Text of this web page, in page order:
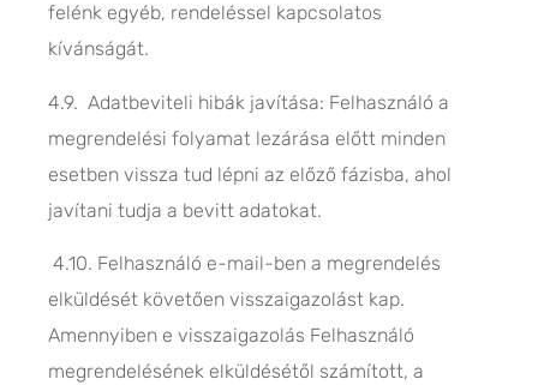
felénk egyéb, rendeléssel kapcsolatos
kívánságát.
4.9. Adatbeviteli hibák javítása: Felhasználó a
megrendelési folyamat lezárása előtt minden
esetben vissza tud lépni az előző fázisba, ahol
javítani tudja a bevitt adatokat.
4.10. Felhasználó e-mail-ben a megrendelés
elküldését követően visszaigazolást kap.
Amennyiben e visszaigazolás Felhasználó
megrendelésének elküldésétől számított, a